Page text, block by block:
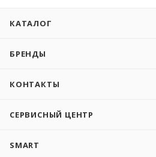
КАТАЛОГ
БРЕНДЫ
КОНТАКТЫ
СЕРВИСНЫЙ ЦЕНТР
SMART